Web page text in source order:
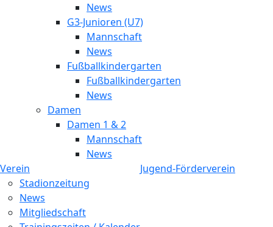
News
G3-Junioren (U7)
Mannschaft
News
Fußballkindergarten
Fußballkindergarten
News
Damen
Damen 1 & 2
Mannschaft
News
Verein
Stadionzeitung
News
Mitgliedschaft
Jugend-Förderverein